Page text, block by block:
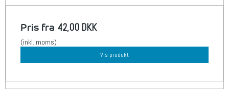
Pris fra 42,00 DKK
(inkl. moms)
Vis produkt